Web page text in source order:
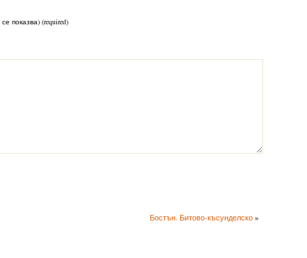
показва) (required)
Бостън. Битово-късунделско »